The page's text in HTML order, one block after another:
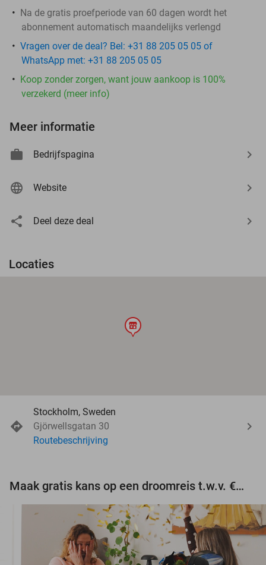
Na de gratis proefperiode van 60 dagen wordt het
abonnement automatisch maandelijks verlengd
Vragen over de deal? Bel: +31 88 205 05 05 of
WhatsApp met: +31 88 205 05 05
Koop zonder zorgen, want jouw aankoop is 100%
verzekerd (meer info)
Meer informatie
Bedrijfspagina
Website
Deel deze deal
Locaties
store
Stockholm, Sweden
Gjörwellsgatan 30
Routebeschrijving
Maak gratis kans op een droomreis t.w.v. €3.000!